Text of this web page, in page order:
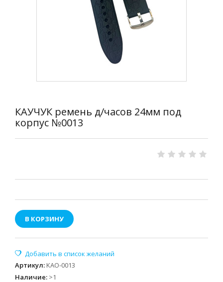
КАУЧУК ремень д/часов 24мм под
корпус №0013
В КОРЗИНУ
Артикул: KAO-0013
Наличие: >1